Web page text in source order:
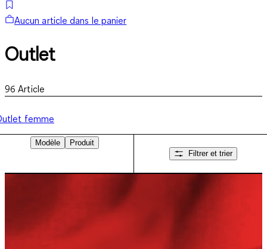
Aucun article dans le panier
Outlet
96 Article
femme
Modèle
Produit
Filtrer et trier